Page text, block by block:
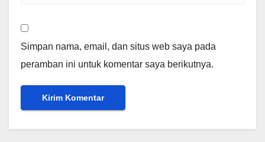
Simpan nama, email, dan situs web saya pada
peramban ini untuk komentar saya berikutnya.